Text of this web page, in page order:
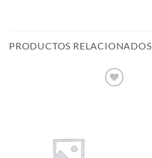
PRODUCTOS RELACIONADOS